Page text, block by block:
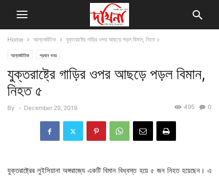
Home আন্তর্জাতিক যুক্তরাষ্ট্রে গাড়ির ওপর আছড়ে পড়ল বিমান, নিহত ৫
আন্তর্জাতিক প্রধান খবর
যুক্তরাষ্ট্রে গাড়ির ওপর আছড়ে পড়ল বিমান,
নিহত ৫
By - December 29, 2019 0
495
যুক্তরাষ্ট্রের লুইসিয়ানা অঙ্গরাজ্যে একটি বিমান বিধ্বস্ত হয়ে ৫ জন নিহত হয়েছেন। এ